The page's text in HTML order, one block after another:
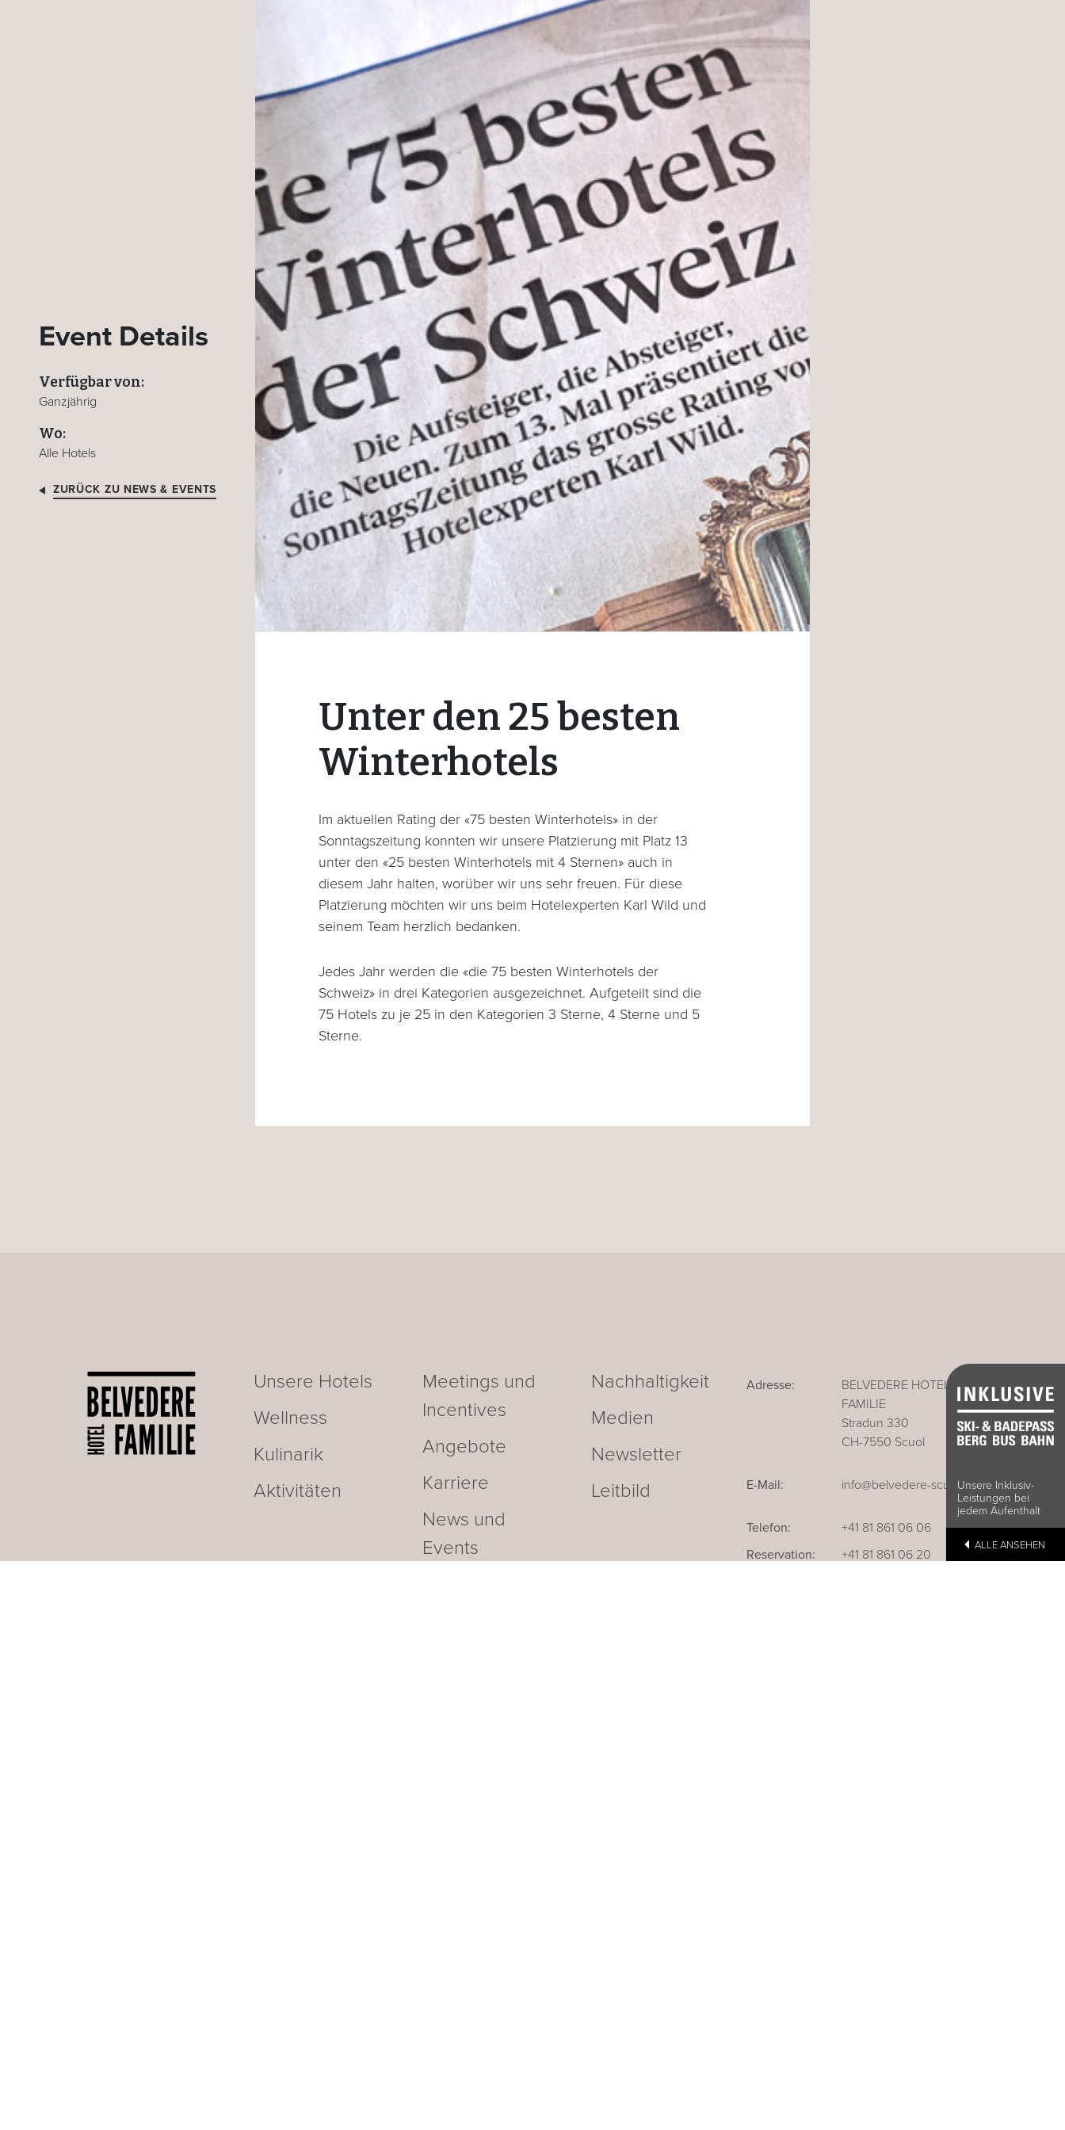
Unsere Inklusiv-
Leistungen bei
jedem Aufenthalt
ALLE ANSEHEN
Event Details
Verfügbar von:
Ganzjährig
Wo:
Alle Hotels
ZURÜCK ZU NEWS & EVENTS
Unter den 25 besten
Winterhotels
Im aktuellen Rating der «75 besten Winterhotels» in der
Sonntagszeitung konnten wir unsere Platzierung mit Platz 13
unter den «25 besten Winterhotels mit 4 Sternen» auch in
diesem Jahr halten, worüber wir uns sehr freuen. Für diese
Platzierung möchten wir uns beim Hotelexperten Karl Wild und
seinem Team herzlich bedanken.
Jedes Jahr werden die «die 75 besten Winterhotels der
Schweiz» in drei Kategorien ausgezeichnet. Aufgeteilt sind die
75 Hotels zu je 25 in den Kategorien 3 Sterne, 4 Sterne und 5
Sterne.
Unsere Hotels
Wellness
Kulinarik
Aktivitäten
Meetings und
Incentives
Angebote
Karriere
News und
Events
Nachhaltigkeit
Medien
Newsletter
Leitbild
Adresse:
BELVEDERE HOTEL
FAMILIE
Stradun 330
CH-7550 Scuol
E-Mail: info@belvedere-scuol.ch
Telefon:
+41 81 861 06 06
Reservation:
+41 81 861 06 20